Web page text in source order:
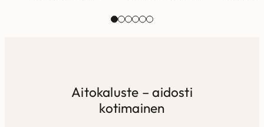
Sohvalla on 25 vuoden
kertopuusta
tuplamekanismilla ja
kertopuusta
Selkätyynyjen
Aitokaluste – aidosti
kotimainen